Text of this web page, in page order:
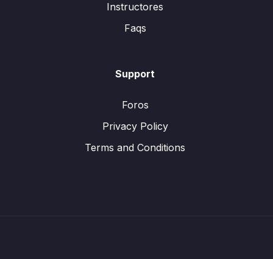
Instructores
Faqs
Support
Foros
Privacy Policy
Terms and Conditions